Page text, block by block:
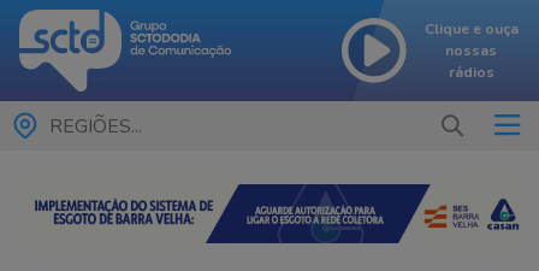
Clique e ouça
nossas
rádios
REGIÕES...